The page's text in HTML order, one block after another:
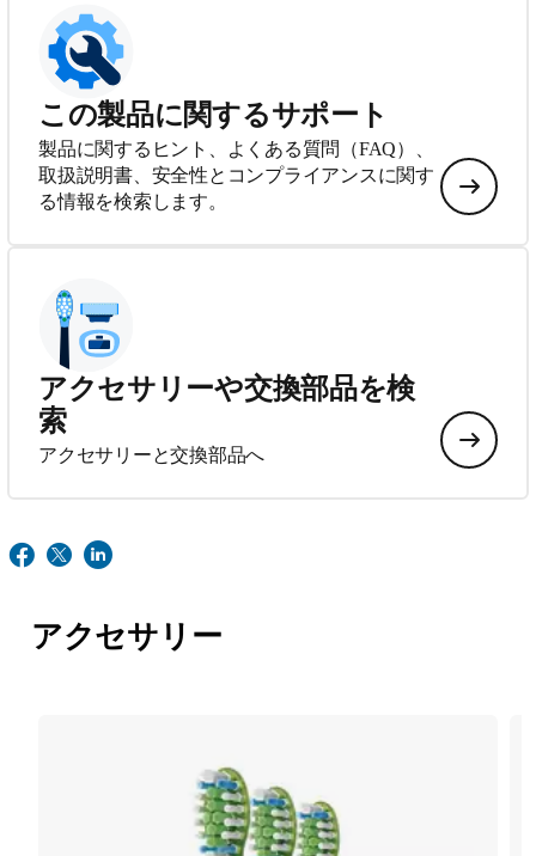
この製品に関するサポート
製品に関するヒント、よくある質問（FAQ）、
取扱説明書、安全性とコンプライアンスに関す
る情報を検索します。
アクセサリーや交換部品を検
索
アクセサリーと交換部品へ
アクセサリー